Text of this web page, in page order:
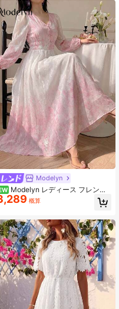
Modelyn
Modelyn レディース フレンチ
ンチック グラデーション ピンク
ホワイト 花柄 Vネック ウエストシ
概算